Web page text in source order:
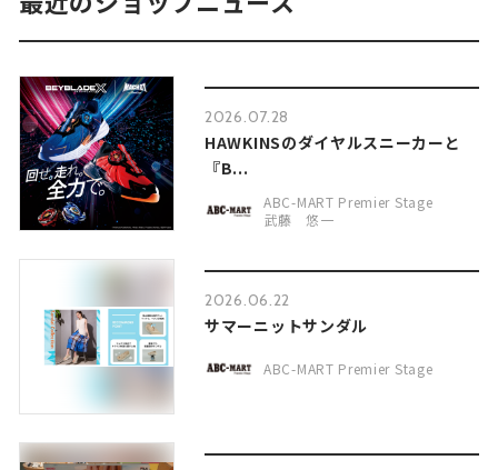
2026.07.28
HAWKINSのダイヤルスニーカーと
『B...
ABC-MART Premier Stage
武藤 悠一
2026.06.22
サマーニットサンダル
ABC-MART Premier Stage